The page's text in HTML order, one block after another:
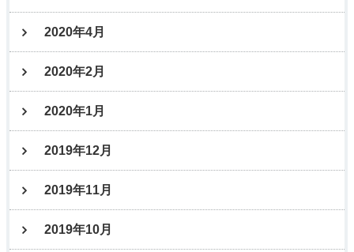
2020年4月
2020年2月
2020年1月
2019年12月
2019年11月
2019年10月